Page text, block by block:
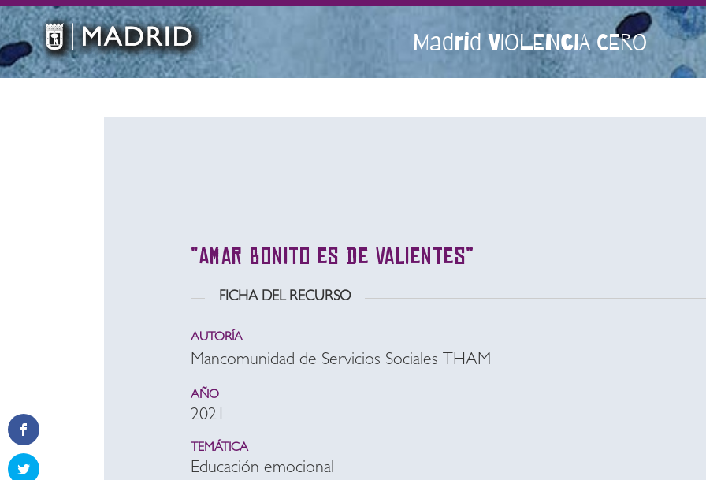
Madrid VIOLENCIA CERO
“Amar bonito es de valientes”
FICHA DEL RECURSO
AUTORÍA
Mancomunidad de Servicios Sociales THAM
AÑO
2021
TEMÁTICA
Educación emocional